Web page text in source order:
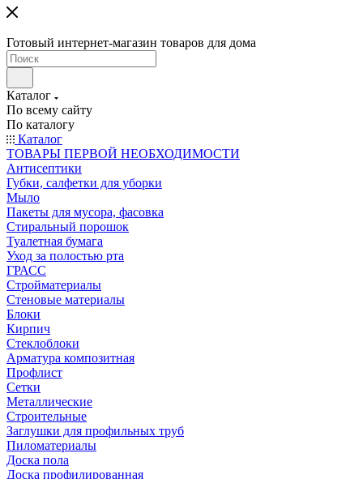
Готовый интернет-магазин товаров для дома
Каталог
По всему сайту
По каталогу
Каталог
ТОВАРЫ ПЕРВОЙ НЕОБХОДИМОСТИ
Антисептики
Губки, салфетки для уборки
Мыло
Пакеты для мусора, фасовка
Стиральный порошок
Туалетная бумага
Уход за полостью рта
ГРАСС
Стройматериалы
Стеновые материалы
Блоки
Кирпич
Стеклоблоки
Арматура композитная
Профлист
Сетки
Металлические
Строительные
Заглушки для профильных труб
Пиломатериалы
Доска пола
Доска профилированная